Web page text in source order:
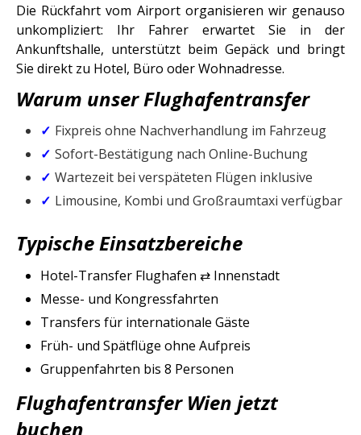
Die Rückfahrt vom Airport organisieren wir genauso
unkompliziert: Ihr Fahrer erwartet Sie in der
Ankunftshalle, unterstützt beim Gepäck und bringt
Sie direkt zu Hotel, Büro oder Wohnadresse.
Warum unser Flughafentransfer
Fixpreis ohne Nachverhandlung im Fahrzeug
Sofort-Bestätigung nach Online-Buchung
Wartezeit bei verspäteten Flügen inklusive
Limousine, Kombi und Großraumtaxi verfügbar
Typische Einsatzbereiche
Hotel-Transfer Flughafen ⇄ Innenstadt
Messe- und Kongressfahrten
Transfers für internationale Gäste
Früh- und Spätflüge ohne Aufpreis
Gruppenfahrten bis 8 Personen
Flughafentransfer Wien jetzt
buchen